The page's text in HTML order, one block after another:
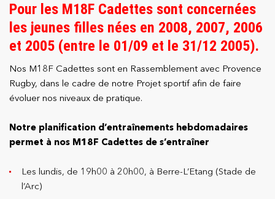
Pour les M18F Cadettes sont concernées
les jeunes filles nées en 2008, 2007, 2006
et 2005 (entre le 01/09 et le 31/12 2005).
Nos M18F Cadettes sont en Rassemblement avec Provence
Rugby, dans le cadre de notre Projet sportif afin de faire
évoluer nos niveaux de pratique.
Notre planification d’entraînements hebdomadaires
permet à nos M18F Cadettes de s’entraîner
Les lundis, de 19h00 à 20h00, à Berre-L’Etang (Stade de
l’Arc)